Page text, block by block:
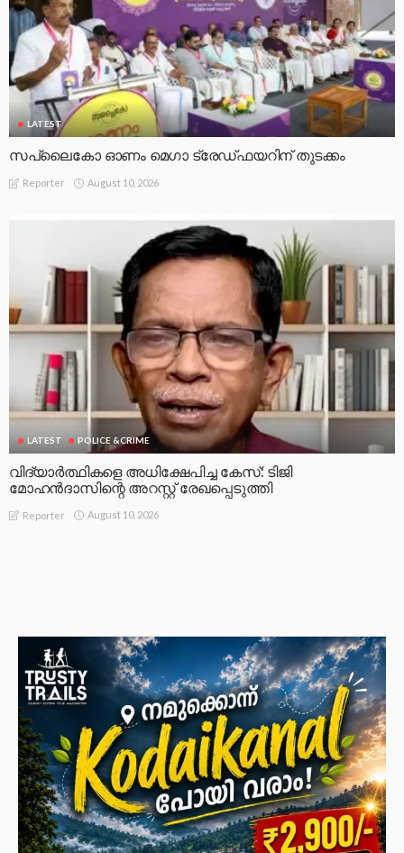
LATEST
സപ്ലൈകോ ഓണം മെഗാ ട്രേഡ്ഫയറിന് തുടക്കം
Reporter August 10, 2026
LATEST POLICE &CRIME
വിദ്യാർത്ഥികളെ അധിക്ഷേപിച്ച കേസ്: ടിജി
മോഹൻദാസിന്റെ അറസ്റ്റ് രേഖപ്പെടുത്തി
Reporter August 10, 2026